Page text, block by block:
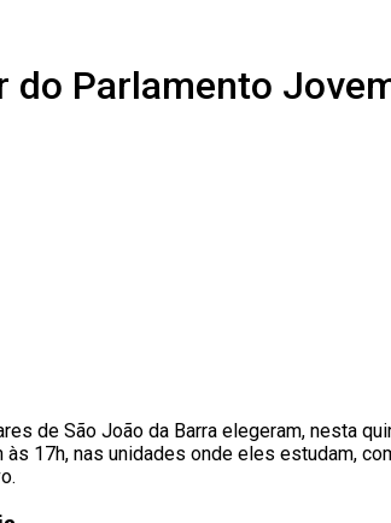
do Parlamento
de São João da Barra elegeram, nesta
17h, nas unidades onde eles estudam,